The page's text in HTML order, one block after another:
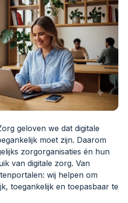
geloven we dat digitale
moet zijn. Daarom
zorgorganisaties én hun
van digitale zorg. Van
wij helpen om
toegankelijk en toepasbaar te